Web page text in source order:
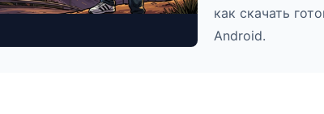
как скачать
Android.